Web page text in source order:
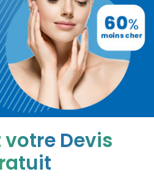
votre Devis